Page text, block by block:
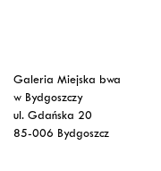
Galeria Miejska bwa
w Bydgoszczy
ul. Gdańska 20
85-006 Bydgoszcz